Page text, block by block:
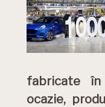
fabricate în
ocazie,